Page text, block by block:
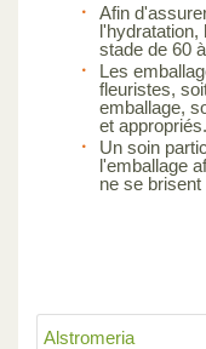
Alstromeria
Afin
l'hydratation,
stade de 60
Les
fleuristes,
emballage,
et appropriés.
Un soin
l'emballage
ne se